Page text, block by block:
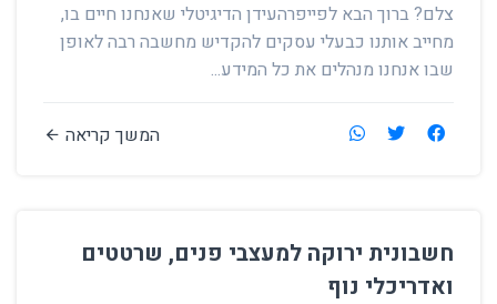
צלם? ברוך הבא לפייפרהעידן הדיגיטלי שאנחנו חיים בו,
מחייב אותנו כבעלי עסקים להקדיש מחשבה רבה לאופן
שבו אנחנו מנהלים את כל המידע...
המשך קריאה
חשבונית ירוקה למעצבי פנים, שרטטים
ואדריכלי נוף